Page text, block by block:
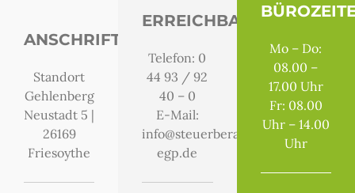
ANSCHRIFTEN
Standort
Gehlenberg
Neustadt 5 |
26169
Friesoythe
ERREICHBARKEIT
Telefon: 0
44 93 / 92
40 – 0
E-Mail:
info@steuerberater-
egp.de
Mo – Do:
08.00 –
17.00 Uhr
Fr: 08.00
Uhr – 14.00
Uhr